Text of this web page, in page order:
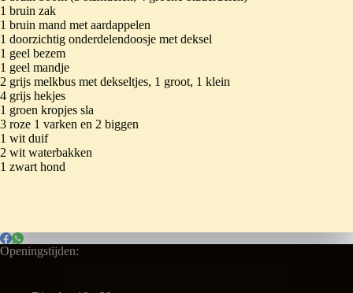
1 bruin zak
1 bruin mand met aardappelen
1 doorzichtig onderdelendoosje met deksel
1 geel bezem
1 geel mandje
2 grijs melkbus met dekseltjes, 1 groot, 1 klein
4 grijs hekjes
1 groen kropjes sla
3 roze 1 varken en 2 biggen
1 wit duif
2 wit waterbakken
1 zwart hond
Openingstijden: